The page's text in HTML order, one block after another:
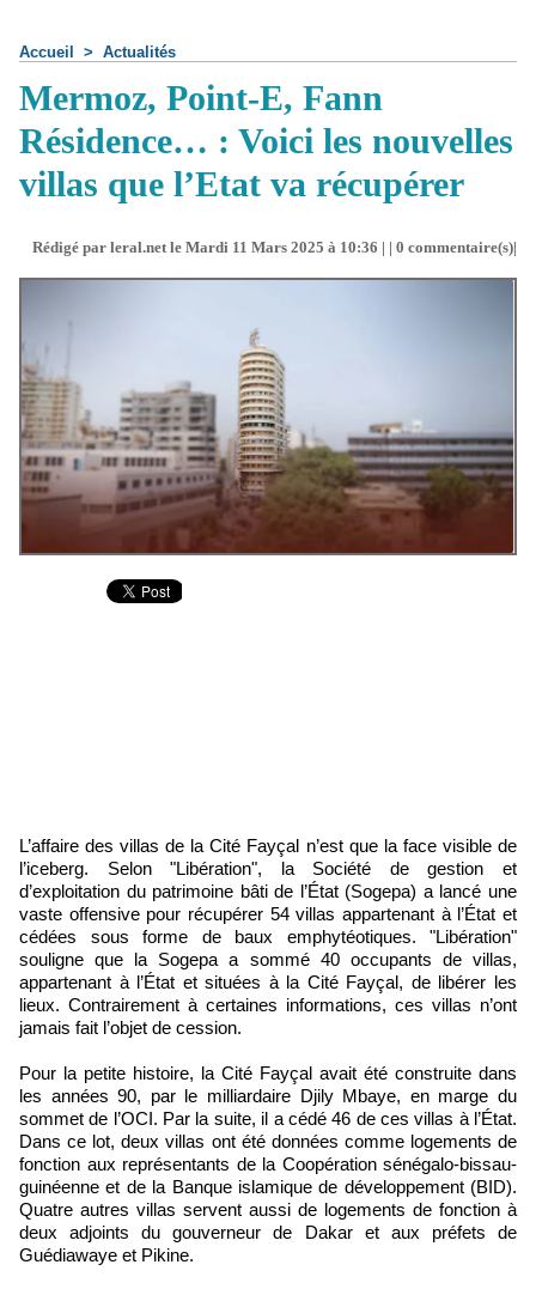
Accueil > Actualités
Mermoz, Point-E, Fann
Résidence… : Voici les nouvelles
villas que l’Etat va récupérer
Rédigé par leral.net le Mardi 11 Mars 2025 à 10:36 | | 0 commentaire(s)|
L’affaire des villas de la Cité Fayçal n’est que la face visible de
l’iceberg. Selon "Libération", la Société de gestion et
d’exploitation du patrimoine bâti de l’État (Sogepa) a lancé une
vaste offensive pour récupérer 54 villas appartenant à l’État et
cédées sous forme de baux emphytéotiques. "Libération"
souligne que la Sogepa a sommé 40 occupants de villas,
appartenant à l’État et situées à la Cité Fayçal, de libérer les
lieux. Contrairement à certaines informations, ces villas n’ont
jamais fait l’objet de cession.
Pour la petite histoire, la Cité Fayçal avait été construite dans
les années 90, par le milliardaire Djily Mbaye, en marge du
sommet de l’OCI. Par la suite, il a cédé 46 de ces villas à l’État.
Dans ce lot, deux villas ont été données comme logements de
fonction aux représentants de la Coopération sénégalo-bissau-
guinéenne et de la Banque islamique de développement (BID).
Quatre autres villas servent aussi de logements de fonction à
deux adjoints du gouverneur de Dakar et aux préfets de
Guédiawaye et Pikine.